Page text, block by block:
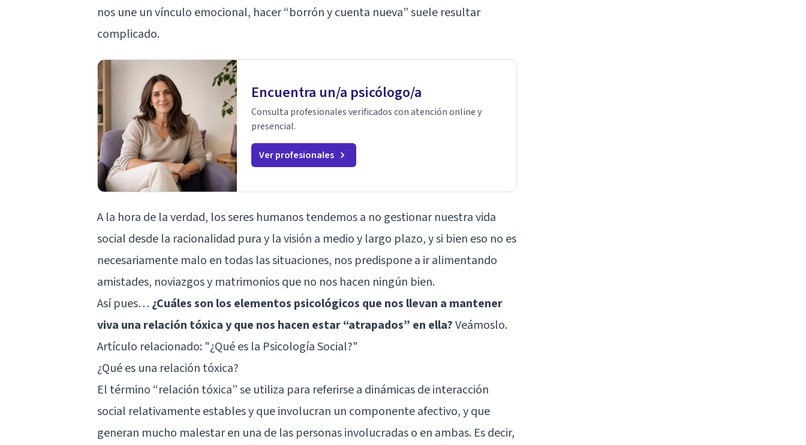
nos une un vínculo emocional, hacer “borrón y cuenta nueva” suele resultar
complicado.
Encuentra un/a psicólogo/a
Consulta profesionales verificados con atención online y
presencial.
Ver profesionales
A la hora de la verdad, los seres humanos tendemos a no gestionar nuestra vida
social desde la racionalidad pura y la visión a medio y largo plazo, y si bien eso no es
necesariamente malo en todas las situaciones, nos predispone a ir alimentando
amistades, noviazgos y matrimonios que no nos hacen ningún bien.
Así pues… ¿Cuáles son los elementos psicológicos que nos llevan a mantener
viva una relación tóxica y que nos hacen estar “atrapados” en ella?Veámoslo.
Artículo relacionado: "¿Qué es la Psicología Social?"
¿Qué es una relación tóxica?
El término “relación tóxica” se utiliza para referirse a dinámicas de interacción
social relativamente estables y que involucran un componente afectivo, y que
generan mucho malestar en una de las personas involucradas o en ambas. Es decir,